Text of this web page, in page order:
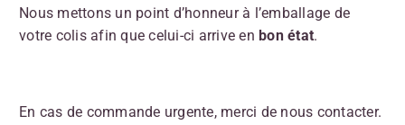
Nous mettons un point d’honneur à l’emballage de
votre colis afin que celui-ci arrive en bon état.
En cas de commande urgente, merci de nous contacter.